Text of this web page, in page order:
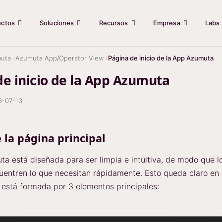
Soluciones Recursos Empresa Labs
Azumuta App/Operator View Página de inicio de la App Azumuta
inicio de la App Azumuta
07-13
la página principal
está diseñada para ser limpia e intuitiva, de modo que
lo que necesitan rápidamente. Esto queda claro en
formada por 3 elementos principales: